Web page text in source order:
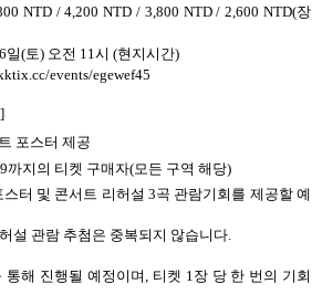
NTD / 4,200 NTD / 3,800 NTD / 2,600 NTD(장
6일(토) 오전 11 시 (현지시간)
events/egewef45
]
포스터 제공
까지의 티켓 구매자(모든 구역 해당)
스터 및 콘서트 리허설3곡 관람기회를 제공할 예
설 관람 추첨은 중복되지 않습니다
통해 진행될 예정이며, 티켓 1장 당 한 번의 기회